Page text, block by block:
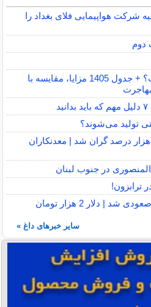
شرکت هواپیمایی فلای بغداد را
دوم
نرم‌افزار حسابداری ابری چیست؟ + جدول 1405 مزایا، مقایسه با
تولید می‌شوند؟
شوک تازه به معادن؛ گازوئیل ۸ هزار درصد گران شد | معدنکاران
در جنوب لبنان
ترابزون!
بازار طلا با لیدری طلای جهانی صعودی شد | دلار 2 هزار تومان
سایر خبرهای داغ »